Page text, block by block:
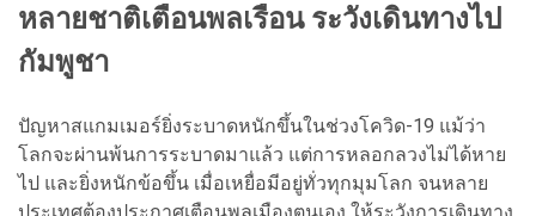
หลายชาติเตือนพลเรือน ระวังเดินทางไป
กัมพูชา
ปัญหาสแกมเมอร์ยิ่งระบาดหนักขึ้นในช่วงโควิด-19 แม้ว่า
โลกจะผ่านพ้นการระบาดมาแล้ว แต่การหลอกลวงไม่ได้หาย
ไป และยิ่งหนักข้อขึ้น เมื่อเหยื่อมีอยู่ทั่วทุกมุมโลก จนหลาย